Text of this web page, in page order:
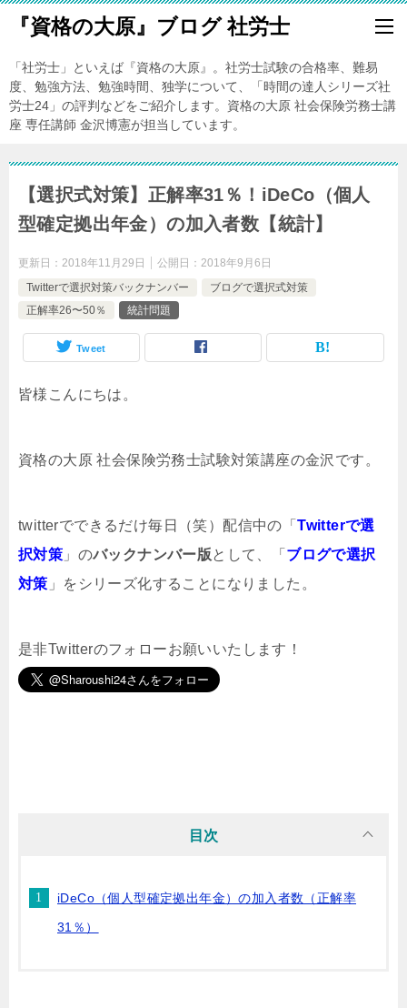
『資格の大原』ブログ 社労士
「社労士」といえば『資格の大原』。社労士試験の合格率、難易
度、勉強方法、勉強時間、独学について、「時間の達人シリーズ社
労士24」の評判などをご紹介します。資格の大原 社会保険労務士講
座 専任講師 金沢博憲が担当しています。
【選択式対策】正解率31％！iDeCo（個人
型確定拠出年金）の加入者数【統計】
更新日： 2018年11月29日 公開日： 2018年9月6日
Twitterで選択対策バックナンバー
ブログで選択式対策
正解率26〜50％
統計問題
Tweet
皆様こんにちは。
資格の大原 社会保険労務士試験対策講座の金沢です。
twitterでできるだけ毎日（笑）配信中の「Twitterで選
択対策 」のバックナンバー版として、「 ブログで選択
対策 」をシリーズ化することになりました。
是非Twitterのフォローお願いいたします！
目次
iDeCo（個人型確定拠出年金）の加入者数（正解率
31％）